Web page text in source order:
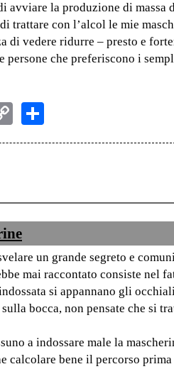
avviare la produzione di massa
trattare con l’alcol le mie
di vedere ridurre – presto e
persone che preferiscono i
Copy
Link
un grande segreto e
mai raccontato consiste nel
si appannano gli
bocca, non pensate che si
a indossare male la
calcolare bene il percorso